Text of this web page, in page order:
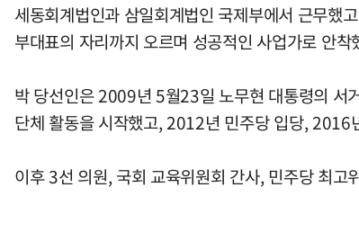
세동회계법인과 삼일회계법인 국제부에서 근무했
부대표의 자리까지 오르며 성공적인 사업가로 안착
박 당선인은 2009년 5월23일 노무현 대통령의 서
단체 활동을 시작했고, 2012년 민주당 입당, 2016
이후 3선 의원, 국회 교육위원회 간사, 민주당 최